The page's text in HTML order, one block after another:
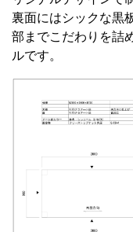
裏面にはシックな黒
部までこだわりを詰
ルです。